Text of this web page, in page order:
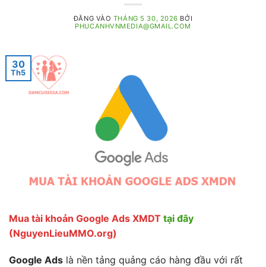
ĐĂNG VÀO THÁNG 5 30, 2026 BỞI
PHUCANHVNMEDIA@GMAIL.COM
30
Th5
Mua tài khoản Google Ads XMDT tại đây
(NguyenLieuMMO.org)
Google Ads là nền tảng quảng cáo hàng đầu với rất